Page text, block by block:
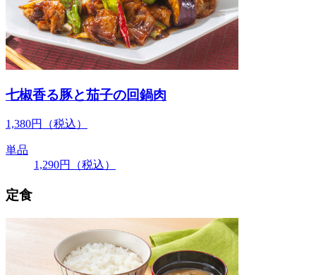
七椒香る豚と茄子の回鍋肉
1,380円 （税込）
単品
1,290円 （税込）
定食